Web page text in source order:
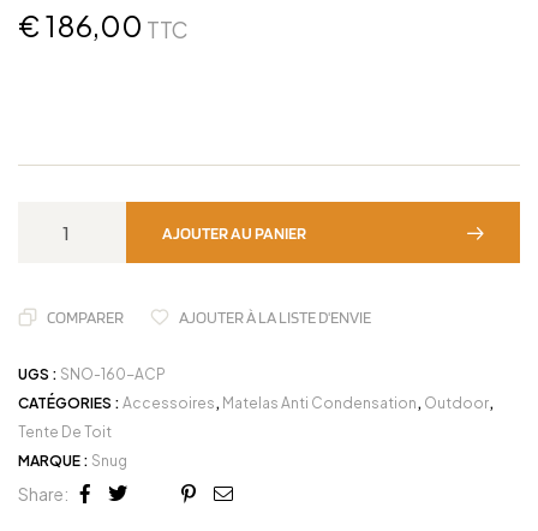
€ 186,00 TTC
AJOUTER AU PANIER
COMPARER AJOUTER À LA LISTE D'ENVIE
UGS : SNO-160-ACP
CATÉGORIES : Accessoires, Matelas Anti Condensation, Outdoor,
Tente De Toit
MARQUE : Snug
Share:
Facebook
TwitterLinkedin
Google+
Pinterest
Email